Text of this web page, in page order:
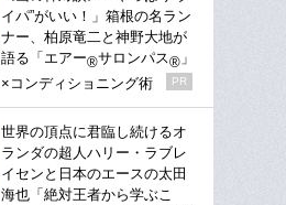
イパ”がいい！」箱根の名ラン
ナー、柏原竜二と神野大地が
語る「エアー®サロンパス® 」
×コンディショニング術
PR
世界の頂点に君臨し続けるオ
ランダの超人ハリー・ラブレ
イセンと日本のエースの太田
海也「絶対王者から学ぶこ